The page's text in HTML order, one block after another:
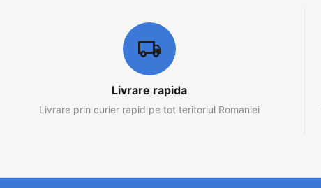
Livrare rapida
Livrare prin curier rapid pe tot teritoriul Romaniei